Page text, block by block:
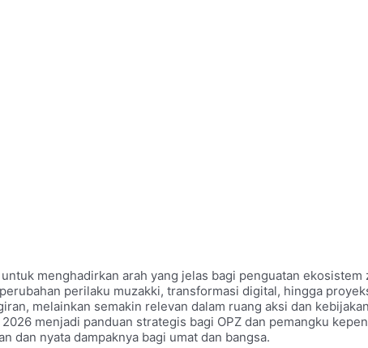
menghadirkan arah yang jelas bagi penguatan
perilaku muzakki, transformasi digital, hingga
melainkan semakin relevan dalam ruang aksi dan
menjadi panduan strategis bagi OPZ dan pemangku
dan nyata dampaknya bagi umat dan bangsa.